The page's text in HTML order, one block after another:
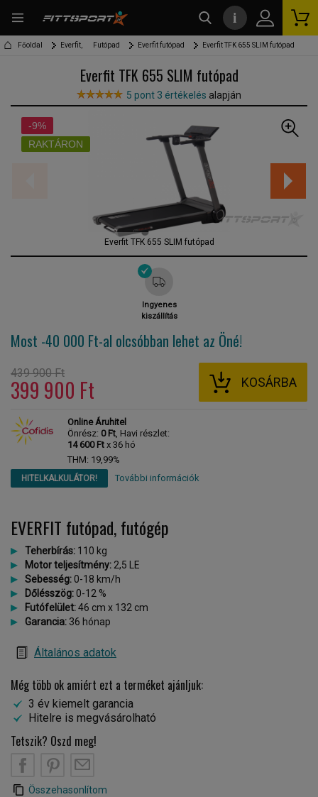
Főoldal Everfit, Futópad Everfit futópad Everfit TFK 655 SLIM futópad
Everfit TFK 655 SLIM futópad
5 pont 3 értékelés alapján
-9%
RAKTÁRON
Everfit TFK 655 SLIM futópad
Ingyenes
kiszállítás
Most -40 000 Ft-al olcsóbban lehet az Öné!
439 900 Ft
399 900 Ft KOSÁRBA
Online Áruhitel
Önrész: 0 Ft, Havi részlet:
14 600 Ft x 36 hó
THM: 19,99%
HITELKALKULÁTOR! További információk
EVERFIT futópad, futógép
Teherbírás: 110 kg
Motor teljesítmény: 2,5 LE
Sebesség:0-18 km/h
Dőlésszög:0-12 %
Futófelület:46 cm x 132 cm
Garancia: 36 hónap
Általános adatok
Még több ok amiért ezt a terméket ajánljuk:
3 év kiemelt garancia
Hitelre is megvásárolható
Tetszik? Oszd meg!
Összehasonlítom
i
kereső